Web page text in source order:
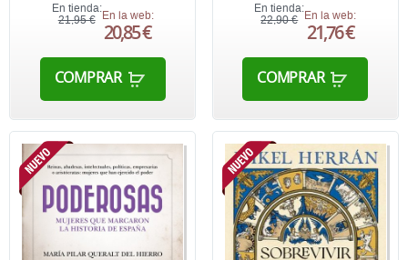
En tienda:
21,95 € En la web:
20,85 €
COMPRAR
En tienda:
22,90 € En la web:
21,76 €
COMPRAR